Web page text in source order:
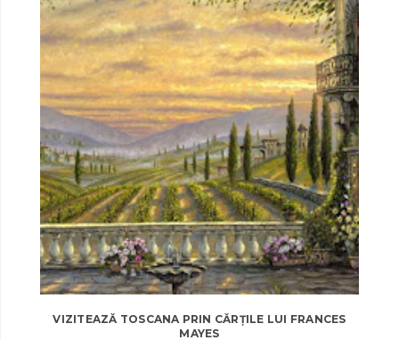
VIZITEAZĂ TOSCANA PRIN CĂRȚILE LUI FRANCES
MAYES